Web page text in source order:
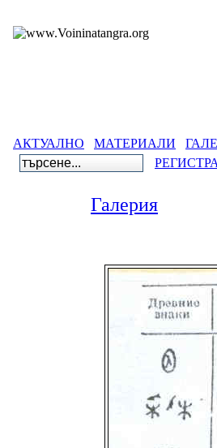
АКТУАЛНО МАТЕРИАЛИ
Галерия